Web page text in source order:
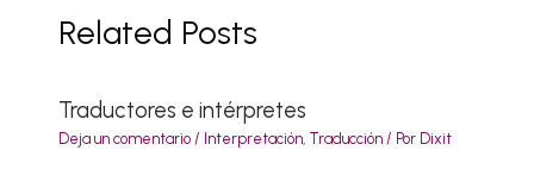
Related Posts
Traductores e intérpretes
Deja un comentario / Interpretación, Traducción/ Por Dixit